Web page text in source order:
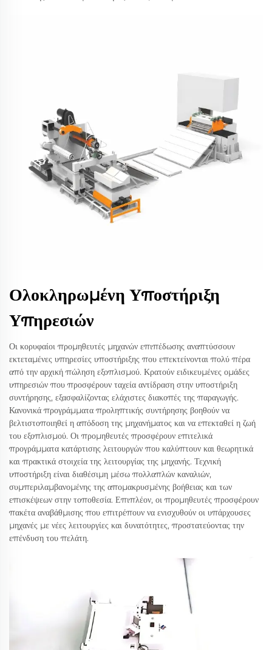
Ολοκληρωμένη Υποστήριξη
Υπηρεσιών
Οι κορυφαίοι προμηθευτές μηχανών επιπέδωσης αναπτύσσουν
εκτεταμένες υπηρεσίες υποστήριξης που επεκτείνονται πολύ πέρα
από την αρχική πώληση εξοπλισμού. Κρατούν ειδικευμένες ομάδες
υπηρεσιών που προσφέρουν ταχεία αντίδραση στην υποστήριξη
συντήρησης, εξασφαλίζοντας ελάχιστες διακοπές της παραγωγής.
Κανονικά προγράμματα προληπτικής συντήρησης βοηθούν να
βελτιστοποιηθεί η απόδοση της μηχανήματος και να επεκταθεί η ζωή
του εξοπλισμού. Οι προμηθευτές προσφέρουν επιτελικά
προγράμματα κατάρτισης λειτουργών που καλύπτουν και θεωρητικά
και πρακτικά στοιχεία της λειτουργίας της μηχανής. Τεχνική
υποστήριξη είναι διαθέσιμη μέσω πολλαπλών καναλιών,
συμπεριλαμβανομένης της απομακρυσμένης βοήθειας και των
επισκέψεων στην τοποθεσία. Επιπλέον, οι προμηθευτές προσφέρουν
πακέτα αναβάθμισης που επιτρέπουν να ενισχυθούν οι υπάρχουσες
μηχανές με νέες λειτουργίες και δυνατότητες, προστατεύοντας την
επένδυση του πελάτη.